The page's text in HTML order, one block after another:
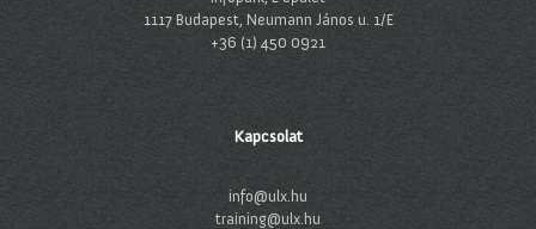
1117 Budapest, Neumann János u. 1/E
+36 (1) 450 0921
Kapcsolat
info@ulx.hu
training@ulx.hu